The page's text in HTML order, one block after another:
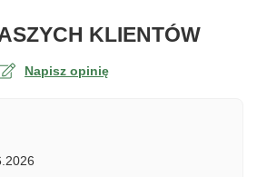
KLIENTÓWO
Napisz opinię